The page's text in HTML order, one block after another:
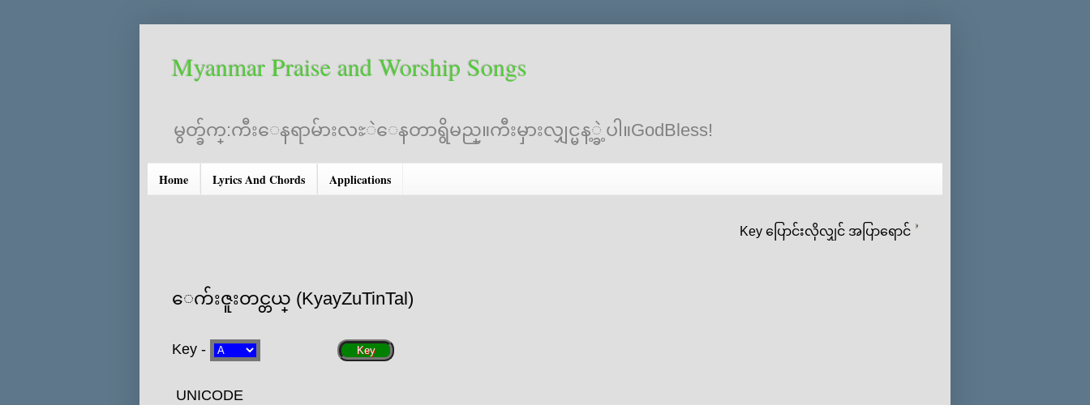
Myanmar Praise and Worship Songs
မွတ္ခ်က္:ကီးေနရာမ်ားလႊဲေနတာရွိမည္။ကီးမှားလျှင္မန့္ခဲ့ပါ။GodBless!
Home Lyrics And Chords Applications
Key ‌ပြောင်းလိုလျှင် အပြာရောင်
‌ေက်းဇူးတင္တယ္ (KyayZuTinTal)
Key - Key
UNICODE